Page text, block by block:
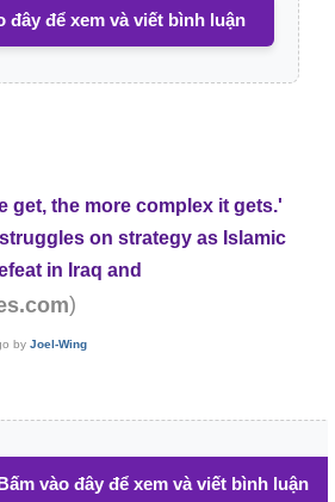
đây để xem và viết bình luận
get, the more complex it gets.'
on strategy as Islamic
in Iraq and
)
byJoel-Wing
vào đây để xem và viết bình luận